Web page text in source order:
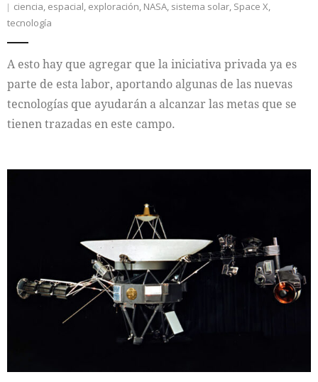
ciencia espacial exploración NASA sistema solar Space X
tecnología
A esto hay que agregar que la iniciativa privada ya es
parte de esta labor, aportando algunas de las nuevas
tecnologías que ayudarán a alcanzar las metas que se
tienen trazadas en este campo.